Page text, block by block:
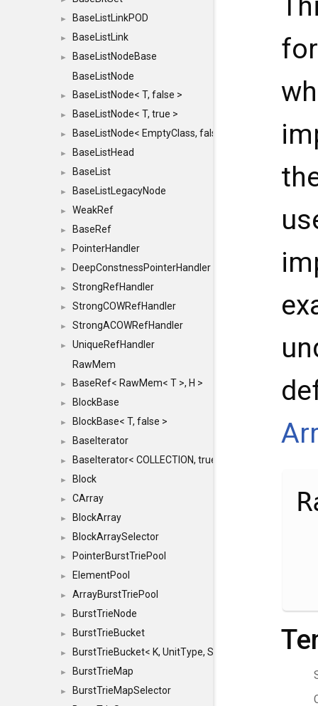
► BaseListLinkPOD
► BaseListLink
►
BaseListNodeBase
BaseListNode
► BaseListNode< T, false >
► BaseListNode< T, true >
► BaseListNode< EmptyClass, false >
► BaseListHead
► BaseList
► BaseListLegacyNode
► WeakRef
► BaseRef
► PointerHandler
► DeepConstnessPointerHandler
► StrongRefHandler
► StrongCOWRefHandler
► StrongACOWRefHandler
►
UniqueRefHandler
RawMem
► BaseRef< RawMem< T >, H >
► BlockBase
► BlockBase< T, false >
► BaseIterator
► BaseIterator< COLLECTION, true >
► Block
► CArray
► BlockArray
► BlockArraySelector
► PointerBurstTriePool
► ElementPool
► ArrayBurstTriePool
► BurstTrieNode
► BurstTrieBucket
► BurstTrieBucket< K, UnitType, SIZE >
► BurstTrieMap
►
BurstTrieMapSelector